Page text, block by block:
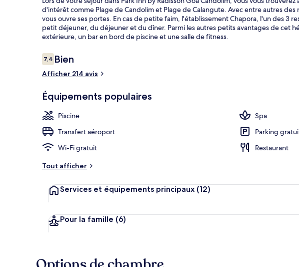
d'intérêt comme Plage de Candolim et Plage de Calangute. Avec entre autres
vous ouvre ses portes. En cas de petite faim, l'établissement Chapora, l'un des 3
petit déjeuner, du déjeuner et du dîner. Parmi les autres petits avantages de cet
extérieure, un bar en bord de piscine et une salle de fitness.
Avis
voyageurs
7,47,4 sur 10
Bien
Afficher 214 avis
Équipements populaires
Piscine
Spa
Transfert aéroport
Parking
Wi-Fi gratuit
Restaurant
Tout afficher
Services et équipements principaux (12)
Pour la famille (6)